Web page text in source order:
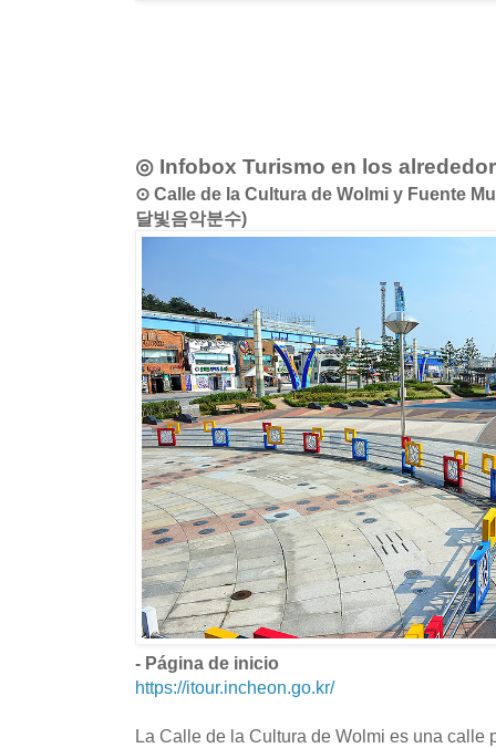
◎ Infobox Turismo en los
⊙ Calle de la Cultura de Wolmi y Fuente
달빛음악분수)
- Página de inicio
https://itour.incheon.go.kr/
La Calle de la Cultura de Wolmi es una calle